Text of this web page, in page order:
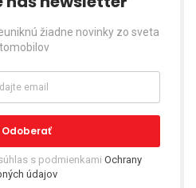
žiadne novinky zo sveta
Odoberať
s podmienkami Ochrany
údajov